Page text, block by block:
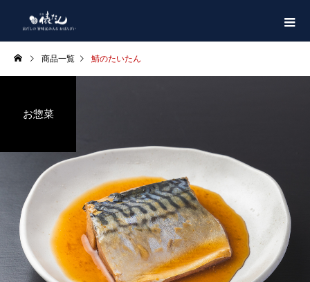
商品一覧 鯖のたいたん
お惣菜